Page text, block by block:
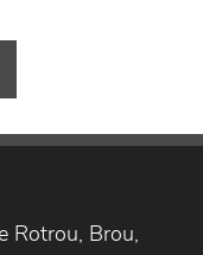
Rotrou, Brou,